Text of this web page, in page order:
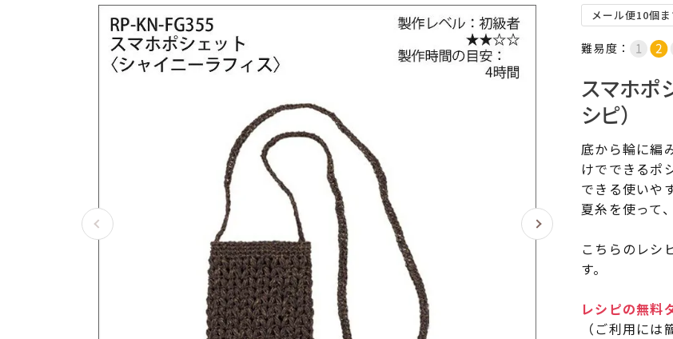
メール便10個
難易度：
スマホポ
シピ）
底から輪に編
けでできるポ
できる使いや
夏糸を使って
こちらのレシ
す。
レシピの無料
（ご利用には